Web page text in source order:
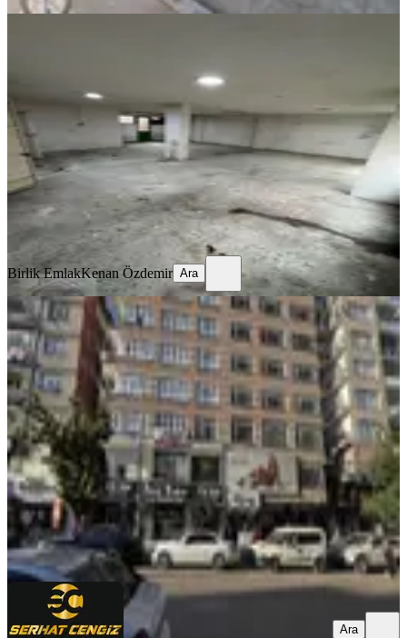
İstanbul, Beyoğlu
1 Oda·100 m²·1. Kat·02.08.2026
30.000 ₺
Birlik Emlak Kenan Özdemir
Ara
Birlik EmlakKenan Özdemir Ara
İvedik Caddesi Üzeri 27m² Kiralık
Ofis - Adliye Yakını
Ankara, Yenimahalle
1 Oda
·27 m²·2. Kat·02.08.2026
15.000 ₺
Serhat Cengiz Gayrimenkul adem aslan
Ara
Ara